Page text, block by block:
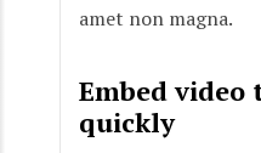
amet non magna.
Embed video
quickly